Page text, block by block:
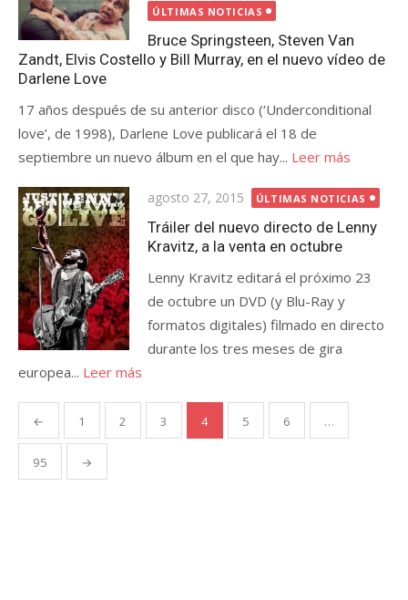
el
ÚLTIMAS NOTICIAS
Bruce Springsteen, Steven Van
Zandt, Elvis Costello y Bill Murray, en el nuevo vídeo de
Darlene Love
17 años después de su anterior disco (‘Underconditional
love’, de 1998), Darlene Love publicará el 18 de
septiembre un nuevo álbum en el que hay... Leer más
Publicada
el
agosto 27, 2015 ÚLTIMAS NOTICIAS
Tráiler del nuevo directo de Lenny
Kravitz, a la venta en octubre
Lenny Kravitz editará el próximo 23
de octubre un DVD (y Blu-Ray y
formatos digitales) filmado en directo
durante los tres meses de gira
europea... Leer más
Paginación
de
entradas
← 1 2 3 4 5 6 …
95 →